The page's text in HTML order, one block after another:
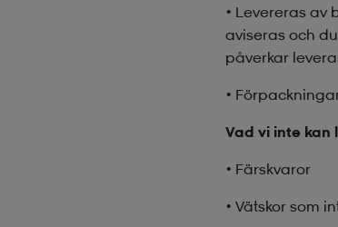
• Levereras
aviseras och
påverkar
•
Vad vi inte kan
• Färskvaror
• Vätskor som